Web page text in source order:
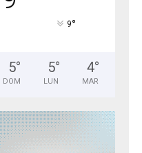
9°
5°
DOM
5°
LUN
4°
MAR